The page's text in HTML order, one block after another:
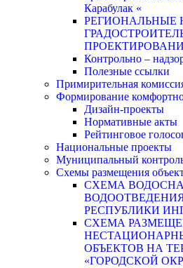
Карабулак «
РЕГИОНАЛЬНЫЕ
Контрольно –
Полезные ссылки
Примирительная
Формирование
Дизайн-проекты
Нормативные акты
Рейтинговое
Национальные проекты
Муниципальный
Схемы размещения
СХЕМА
РЕСПУБЛИКИ
СХЕМА
ОБЪЕКТОВ НА
«ГОРОДСКОЙ